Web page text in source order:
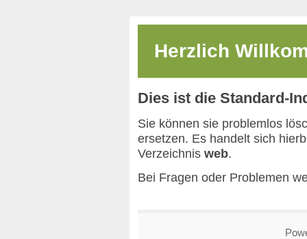
Herzlich
Dies ist die Standard-
Sie können sie problemlos
ersetzen. Es handelt sich
Verzeichnis web.
Bei Fragen oder Problemen